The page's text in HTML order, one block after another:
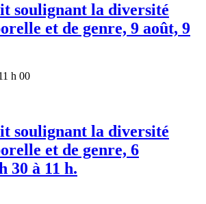
soulignant la diversité
et de genre, 9 août, 9
h 00
soulignant la diversité
et de genre, 6
30 à 11 h.